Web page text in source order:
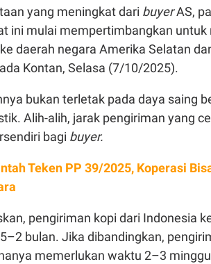
yang meningkat dari buyerAS,
ini mulai mempertimbangkan untuk
daerah negara Amerika Selatan
Kontan, Selasa (7/10/2025).
bukan terletak pada daya saing
Alih-alih, jarak pengiriman yang
bagi buyer.
Teken PP 39/2025, Koperasi
pengiriman kopi dari Indonesia
bulan. Jika dibandingkan,
memerlukan waktu 2–3